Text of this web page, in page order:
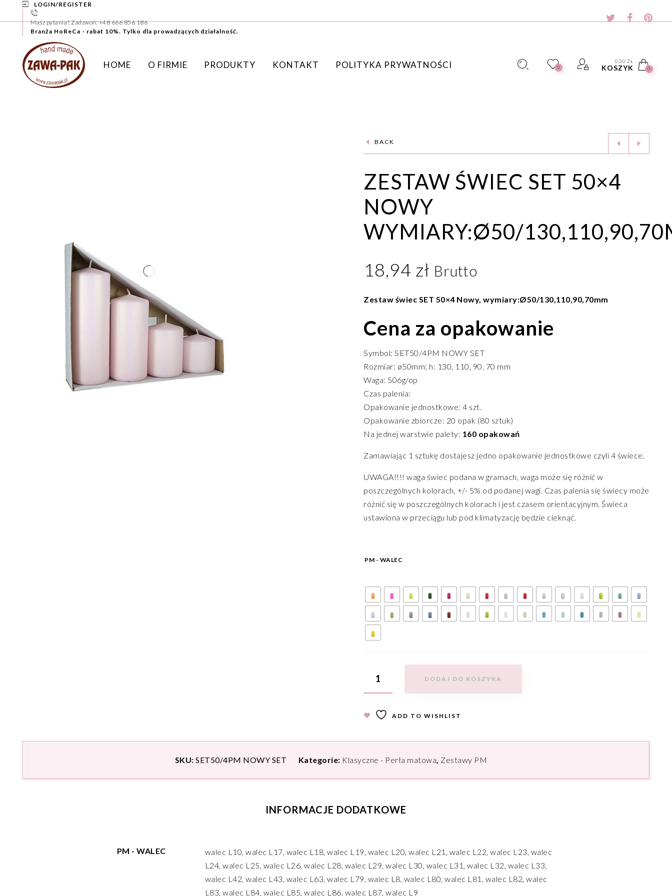
LOGIN/REGISTER
Masz pytania? Zadzwoń: +48 666 856 186
Branża HoReCa - rabat 10%. Tylko dla prowadzących działalność.
HOME O FIRMIE PRODUKTY KONTAKT POLITYKA PRYWATNOŚCI 0
0,00 ZŁ
KOSZYK 0
BACK
ZESTAW ŚWIEC SET 50×4
NOWY
WYMIARY:Ø50/
18,94 zł Brutto
Zestaw świec SET 50×4 Nowy, wymiary:Ø50/130,110,90,70mm
Cena za opakowanie
Symbol: SET50/4PM NOWY SET
Rozmiar: ø50mm; h: 130, 110, 90, 70 mm
Waga: 506g/op
Czas palenia:
Opakowanie jednostkowe: 4 szt.
Opakowanie zbiorcze: 20 opak (80 sztuk)
Na jednej warstwie palety: 160 opakowań
Zamawiając 1 sztukę dostajesz jedno opakowanie jednostkowe czyli 4 świece.
UWAGA!!!! waga świec podana w gramach, waga może się różnić w
poszczególnych kolorach, +/- 5% od podanej wagi. Czas palenia się świecy może
różnić się w poszczególnych kolorach i jest czasem orientacyjnym. Świeca
ustawiona w przeciągu lub pod klimatyzację będzie cieknąć.
PM - WALEC
DODAJ DO KOSZYKA
ADD TO WISHLIST
SKU:SET50/4PM NOWY SET Kategorie: Klasyczne - Perła matowa, Zestawy PM
INFORMACJE DODATKOWE
PM - WALEC
walec L10, walec L17, walec L18, walec L19, walec L20, walec L21, walec L22, walec L23, walec
L24, walec L25, walec L26, walec L28, walec L29, walec L30, walec L31, walec L32, walec L33,
walec L42, walec L43, walec L63, walec L79, walec L8, walec L80, walec L81, walec L82, walec
L83, walec L84, walec L85, walec L86, walec L87, walec L9